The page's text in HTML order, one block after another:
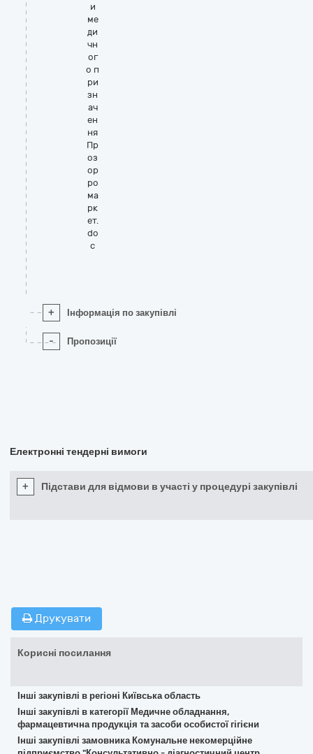
и
ме
ди
чн
ог
о п
ри
зн
ач
ен
ня
Пр
оз
ор
ро
ма
рк
ет.
do
c
+ Інформація по закупівлі
- Пропозиції
Електронні тендерні вимоги
+ Підстави для відмови в участі у процедурі закупівлі
Друкувати
Корисні посилання
Інші закупівлі в регіоні Київська область
Інші закупівлі в категорії Медичне обладнання,
фармацевтична продукція та засоби особистої гігієни
Інші закупівлі замовника Комунальне некомерційне